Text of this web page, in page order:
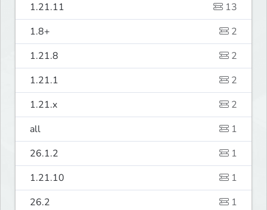
1.21.11
13
1.8+
2
1.21.8
2
1.21.1
2
1.21.x
2
all
1
26.1.2
1
1.21.10
1
26.2
1